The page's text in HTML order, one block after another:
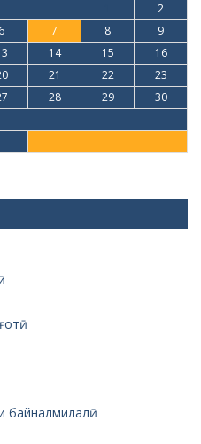
2
6 7 8
9
14 15
16
21 22
23
28 29
30
байналмилалӣ